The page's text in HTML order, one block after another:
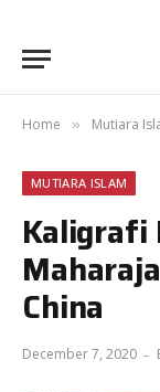
Home » Mutiara
MUTIARA ISLAM
Kaligrafi
China
December 7, 2020